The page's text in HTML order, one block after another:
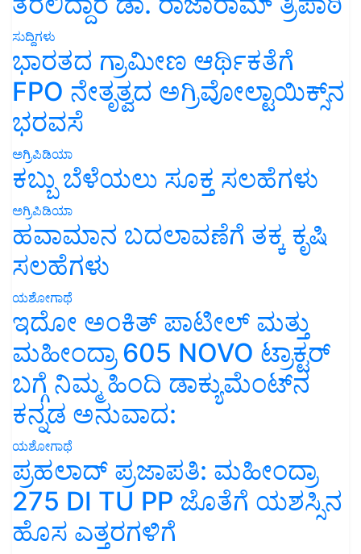
ಸುದ್ದಿಗಳು
ಭಾರತದ ಗ್ರಾಮೀಣ ಆರ್ಥಿಕತೆಗೆ
FPO ನೇತೃತ್ವದ ಅಗ್ರಿವೋಲ್ಟಾಯಿಕ್ಸ್‌ನ
ಭರವಸೆ
ಅಗ್ರಿಪಿಡಿಯಾ
ಕಬ್ಬು ಬೆಳೆಯಲು ಸೂಕ್ತ ಸಲಹೆಗಳು
ಅಗ್ರಿಪಿಡಿಯಾ
ಹವಾಮಾನ ಬದಲಾವಣೆಗೆ ತಕ್ಕ ಕೃಷಿ
ಸಲಹೆಗಳು
ಯಶೋಗಾಥೆ
ಇದೋ ಅಂಕಿತ್ ಪಾಟೀಲ್ ಮತ್ತು
ಮಹೀಂದ್ರಾ 605 NOVO ಟ್ರಾಕ್ಟರ್
ಬಗ್ಗೆ ನಿಮ್ಮ ಹಿಂದಿ ಡಾಕ್ಯುಮೆಂಟ್‌ನ
ಕನ್ನಡ ಅನುವಾದ:
ಯಶೋಗಾಥೆ
ಪ್ರಹಲಾದ್ ಪ್ರಜಾಪತಿ: ಮಹೀಂದ್ರಾ
275 DI TU PP ಜೊತೆಗೆ ಯಶಸ್ಸಿನ
ಹೊಸ ಎತ್ತರಗಳಿಗೆ